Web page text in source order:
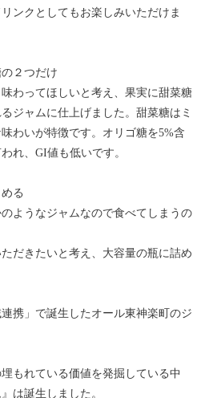
ンクとしてもお楽しみいただけま
２つだけ
わってほしいと考え、果実に甜菜糖
ジャムに仕上げました。甜菜糖はミ
わいが特徴です。オリゴ糖を5%含
れ、GI値も低いです。
る
ようなジャムなので食べてしまうの
だきたいと考え、大容量の瓶に詰め
携」で誕生したオール東神楽町のジ
もれている価値を発掘している中
は誕生しました。